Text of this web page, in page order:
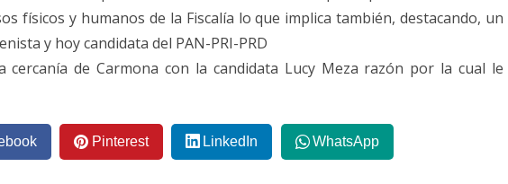
físicos y humanos de la Fiscalía lo que implica también, destacando, un
y hoy candidata del PAN-PRI-PRD
cercanía de Carmona con la candidata Lucy Meza razón por la cual le
Pinterest LinkedIn WhatsApp